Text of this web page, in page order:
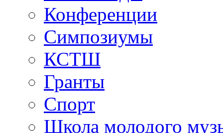
Конференции
Симпозиумы
КСТШ
Гранты
Спорт
Школа молодого